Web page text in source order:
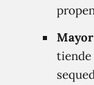
tiende